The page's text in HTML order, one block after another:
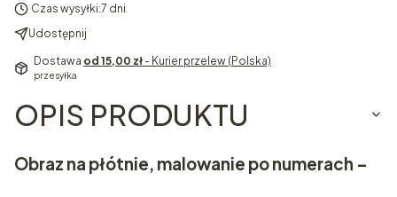
Czas wysyłki:7 dni
Udostępnij
Dostawa od 15,00 zł - Kurier przelew (Polska)
przesyłka
OPIS PRODUKTU
Obraz na płótnie, malowanie po numerach –